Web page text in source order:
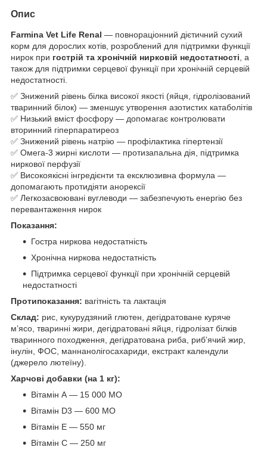
Опис
Farmina Vet Life Renal — повнораціонний дієтичний сухий
корм для дорослих котів, розроблений для підтримки функції
нирок при гострій та хронічній нирковій недостатності , а
також для підтримки серцевої функції при хронічній серцевій
недостатності.
✅ Знижений рівень білка високої якості (яйця, гідролізований
тваринний білок) — зменшує утворення азотистих катаболітів
✅ Низький вміст фосфору — допомагає контролювати
вторинний гіперпаратиреоз
✅ Знижений рівень натрію — профілактика гіпертензії
✅ Омега‑3 жирні кислоти — протизапальна дія, підтримка
ниркової перфузії
✅ Високоякісні інгредієнти та ексклюзивна формула —
допомагають протидіяти анорексії
✅ Легкозасвоювані вуглеводи — забезпечують енергію без
перевантаження нирок
Показання:
Гостра ниркова недостатність
Хронічна ниркова недостатність
Підтримка серцевої функції при хронічній серцевій
недостатності
Протипоказання: вагітність та лактація
Склад: рис, кукурудзяний глютен, дегідратоване куряче
м’ясо, тваринні жири, дегідратовані яйця, гідролізат білків
тваринного походження, дегідратована риба, риб’ячий жир,
інулін, ФОС, маннанолігосахариди, екстракт календули
(джерело лютеїну).
Харчові добавки (на 1 кг):
Вітамін А — 15 000 МО
Вітамін D3 — 600 МО
Вітамін Е — 550 мг
Вітамін С — 250 мг